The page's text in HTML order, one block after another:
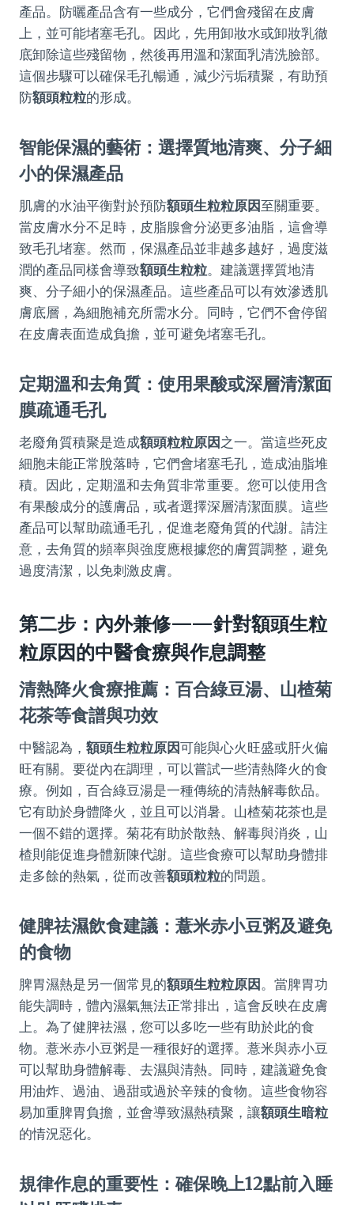
產品。防曬產品含有一些成分，它們會殘留在皮膚
上，並可能堵塞毛孔。因此，先用卸妝水或卸妝乳徹
底卸除這些殘留物，然後再用溫和潔面乳清洗臉部。
這個步驟可以確保毛孔暢通，減少污垢積聚，有助預
防額頭粒粒的形成。
智能保濕的藝術：選擇質地清爽、分子細
小的保濕產品
肌膚的水油平衡對於預防額頭生粒粒原因至關重要。
當皮膚水分不足時，皮脂腺會分泌更多油脂，這會導
致毛孔堵塞。然而，保濕產品並非越多越好，過度滋
潤的產品同樣會導致額頭生粒粒。建議選擇質地清
爽、分子細小的保濕產品。這些產品可以有效滲透肌
膚底層，為細胞補充所需水分。同時，它們不會停留
在皮膚表面造成負擔，並可避免堵塞毛孔。
定期溫和去角質：使用果酸或深層清潔面
膜疏通毛孔
老廢角質積聚是造成額頭粒粒原因之一。當這些死皮
細胞未能正常脫落時，它們會堵塞毛孔，造成油脂堆
積。因此，定期溫和去角質非常重要。您可以使用含
有果酸成分的護膚品，或者選擇深層清潔面膜。這些
產品可以幫助疏通毛孔，促進老廢角質的代謝。請注
意，去角質的頻率與強度應根據您的膚質調整，避免
過度清潔，以免刺激皮膚。
第二步：內外兼修——針對額頭生粒
粒原因的中醫食療與作息調整
清熱降火食療推薦：百合綠豆湯、山楂菊
花茶等食譜與功效
中醫認為， 額頭生粒粒原因可能與心火旺盛或肝火偏
旺有關。要從內在調理，可以嘗試一些清熱降火的食
療。例如，百合綠豆湯是一種傳統的清熱解毒飲品。
它有助於身體降火，並且可以消暑。山楂菊花茶也是
一個不錯的選擇。菊花有助於散熱、解毒與消炎，山
楂則能促進身體新陳代謝。這些食療可以幫助身體排
走多餘的熱氣，從而改善額頭粒粒的問題。
健脾祛濕飲食建議：薏米赤小豆粥及避免
的食物
脾胃濕熱是另一個常見的額頭生粒粒原因。當脾胃功
能失調時，體內濕氣無法正常排出，這會反映在皮膚
上。為了健脾祛濕，您可以多吃一些有助於此的食
物。薏米赤小豆粥是一種很好的選擇。薏米與赤小豆
可以幫助身體解毒、去濕與清熱。同時，建議避免食
用油炸、過油、過甜或過於辛辣的食物。這些食物容
易加重脾胃負擔，並會導致濕熱積聚，讓額頭生暗粒
的情況惡化。
規律作息的重要性：確保晚上12點前入睡